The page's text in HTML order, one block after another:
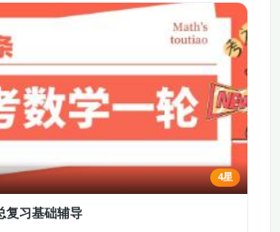
四节 货
质性程序
第十三章 对舞弊和法
律法规的考虑 第一节
财务报表审计中与舞
弊相关的责任（1）
一节 财
（2）
第十三章 第一节 财
务报表审计中与舞弊
相关的责任（3）
一节 财
4星
复习基础辅导